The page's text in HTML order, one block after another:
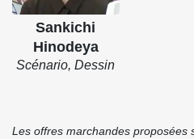
Sankichi
Hinodeya
Scénario, Dessin
Les offres marchandes proposées